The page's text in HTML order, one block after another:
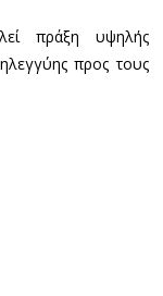
πράξη υψηλής
προς τους